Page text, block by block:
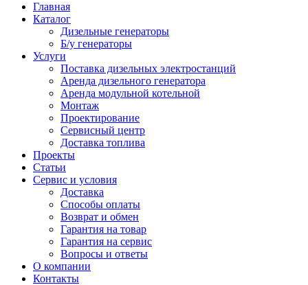
Главная
Каталог
Дизельные генераторы
Б/у генераторы
Услуги
Поставка дизельных электростанций
Аренда дизельного генератора
Аренда модульной котельной
Монтаж
Проектирование
Сервисный центр
Доставка топлива
Проекты
Статьи
Сервис и условия
Доставка
Способы оплаты
Возврат и обмен
Гарантия на товар
Гарантия на сервис
Вопросы и ответы
О компании
Контакты